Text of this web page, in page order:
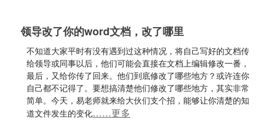
领导改了你的word文档，改了哪里
不知道大家平时有没有遇到过这种情况，将自己写好的文档传
给领导或同事以后，他们可能会直接在文档上编辑修改一番，
最后，又给你传了回来。他们到底修改了哪些地方？或许连你
自己都不记得了。要想搞清楚他们修改了哪些地方，其实非常
简单。今天，易老师就来给大伙们支个招，能够让你清楚的知
道文件发生的变化……更多